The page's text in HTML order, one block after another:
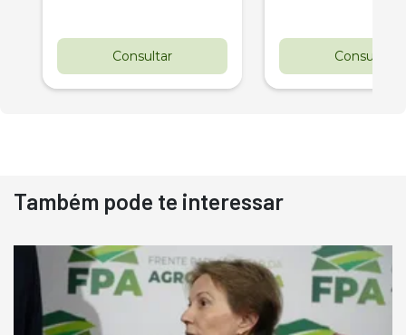
Consultar Consultar
Também pode te interessar